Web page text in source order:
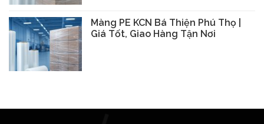
Màng PE KCN Bá Thiện Phú Thọ |
Giá Tốt, Giao Hàng Tận Nơi